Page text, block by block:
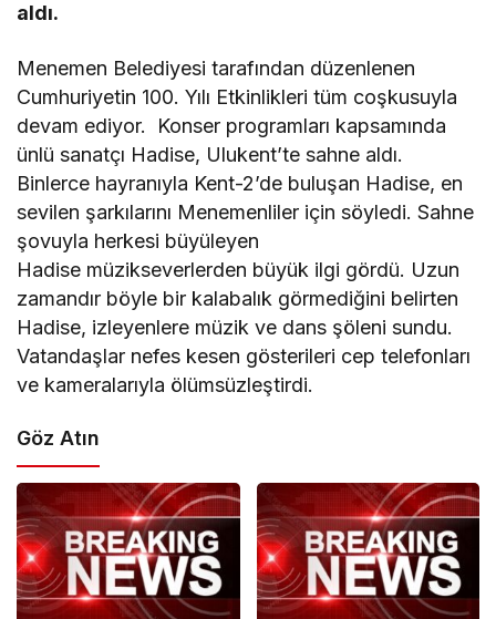
aldı.
Menemen Belediyesi tarafından düzenlenen
Cumhuriyetin 100. Yılı Etkinlikleri tüm coşkusuyla
devam ediyor. Konser programları kapsamında
ünlü sanatçı Hadise, Ulukent’te sahne aldı.
Binlerce hayranıyla Kent-2’de buluşan Hadise, en
sevilen şarkılarını Menemenliler için söyledi. Sahne
şovuyla herkesi büyüleyen
Hadise müzikseverlerden büyük ilgi gördü. Uzun
zamandır böyle bir kalabalık görmediğini belirten
Hadise, izleyenlere müzik ve dans şöleni sundu.
Vatandaşlar nefes kesen gösterileri cep telefonları
ve kameralarıyla ölümsüzleştirdi.
Göz Atın